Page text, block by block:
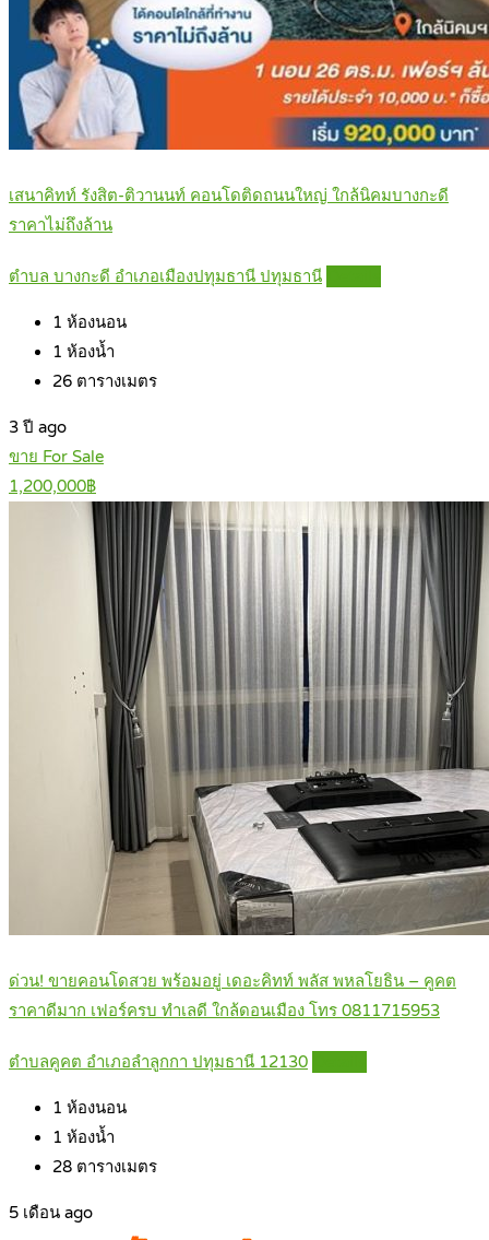
เสนาคิทท์ รังสิต-ติวานนท์ คอนโดติดถนนใหญ่ ใกล้นิคมบางกะดี
ราคาไม่ถึงล้าน
ตำบล บางกะดี อำเภอเมืองปทุมธานี ปทุมธานี
1 ห้องนอน
1 ห้องน้ำ
26 ตารางเมตร
3 ปี ago
ขาย For Sale
1,200,000฿
ด่วน! ขายคอนโดสวย พร้อมอยู่ เดอะคิทท์ พลัส พหลโยธิน – คูคต
ราคาดีมาก เฟอร์ครบ ทำเลดี ใกล้ดอนเมือง โทร 0811715953
ตำบลคูคต อำเภอลำลูกกา ปทุมธานี 12130
1 ห้องนอน
1 ห้องน้ำ
28 ตารางเมตร
5 เดือน ago